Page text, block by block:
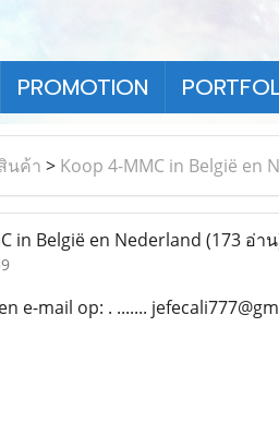
PROMOTION
นค้า > Koop 4-MMC in België en
in België en Nederland (173 อ่า
e-mail op: . .......